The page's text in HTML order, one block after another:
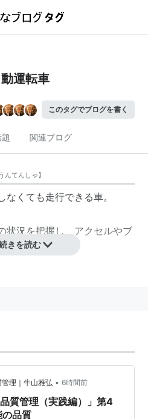
運転車
このタグでブログを書く
関連ブログ
んてんしゃ】
なくても走行できる車。
状況を把握し、アクセルやブ
動で行う。
速道路を安全走行できる自
運転技術の開発を開始。翌
格的な研究に着手。2017年
いう名称で補助的な自動運
きを読む
理｜牛山雅弘 • 6時間前
質管理（実践編）」第4
の品質